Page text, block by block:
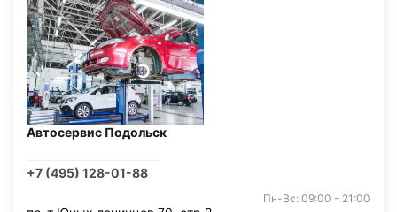
Автосервис Подольск
+7 (495) 128-01-88
Пн-Вс: 09:00 - 21:00